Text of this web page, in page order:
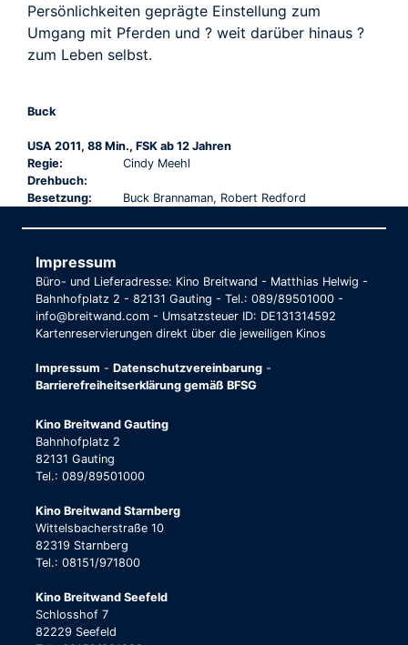
Persönlichkeiten geprägte Einstellung zum
Umgang mit Pferden und ? weit darüber hinaus ?
zum Leben selbst.
Buck
USA 2011, 88 Min., FSK ab 12 Jahren
Regie:
Cindy Meehl
Drehbuch:
Besetzung:
Buck Brannaman, Robert Redford
Impressum
Büro- und Lieferadresse: Kino Breitwand - Matthias Helwig -
Bahnhofplatz 2 - 82131 Gauting - Tel.: 089/89501000 -
info@breitwand.com - Umsatzsteuer ID: DE131314592
Kartenreservierungen direkt über die jeweiligen Kinos
Impressum - Datenschutzvereinbarung -
Barrierefreiheitserklärung gemäß BFSG
Kino Breitwand Gauting
Bahnhofplatz 2
82131 Gauting
Tel.: 089/89501000
Kino Breitwand Starnberg
Wittelsbacherstraße 10
82319 Starnberg
Tel.: 08151/971800
Kino Breitwand Seefeld
Schlosshof 7
82229 Seefeld